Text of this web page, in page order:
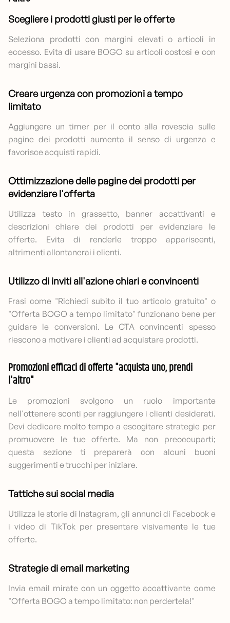
Scegliere i prodotti giusti per le offerte
Seleziona prodotti con margini elevati o articoli in
eccesso. Evita di usare BOGO su articoli costosi e con
margini bassi.
Creare urgenza con promozioni a tempo
limitato
Aggiungere un timer per il conto alla rovescia sulle
pagine dei prodotti aumenta il senso di urgenza e
favorisce acquisti rapidi.
Ottimizzazione delle pagine dei prodotti per
evidenziare l'offerta
Utilizza testo in grassetto, banner accattivanti e
descrizioni chiare dei prodotti per evidenziare le
offerte. Evita di renderle troppo appariscenti,
altrimenti allontanerai i clienti.
Utilizzo di inviti all'azione chiari e convincenti
Frasi come "Richiedi subito il tuo articolo gratuito" o
"Offerta BOGO a tempo limitato" funzionano bene per
guidare le conversioni. Le CTA convincenti spesso
riescono a motivare i clienti ad acquistare prodotti.
Promozioni efficaci di offerte "acquista uno, prendi
l'altro"
Le promozioni svolgono un ruolo importante
nell'ottenere sconti per raggiungere i clienti desiderati.
Devi dedicare molto tempo a escogitare strategie per
promuovere le tue offerte. Ma non preoccuparti;
questa sezione ti preparerà con alcuni buoni
suggerimenti e trucchi per iniziare.
Tattiche sui social media
Utilizza le storie di Instagram, gli annunci di Facebook e
i video di TikTok per presentare visivamente le tue
offerte.
Strategie di email marketing
Invia email mirate con un oggetto accattivante come
"Offerta BOGO a tempo limitato: non perdertela!"